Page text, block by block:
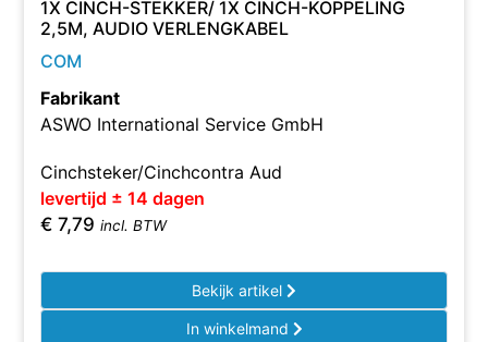
1X CINCH-STEKKER/ 1X CINCH-KOPPELING
2,5M, AUDIO VERLENGKABEL
COM
Fabrikant
ASWO International Service GmbH
Cinchsteker/Cinchcontra Aud
levertijd ± 14 dagen
€ 7,79 incl. BTW
Bekijk artikel
In winkelmand